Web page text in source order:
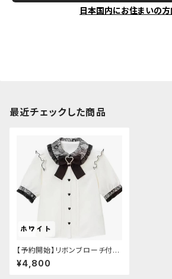
日本国内にお住まいの方
最近チェックした商品
【予約開始】リボンブローチ付き
レース襟ブラウス半袖
¥4,800